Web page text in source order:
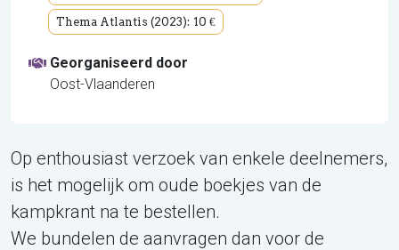
Thema Atlantis (2023): 10 €
Georganiseerd door
Oost-Vlaanderen
Op enthousiast verzoek van enkele deelnemers,
is het mogelijk om oude boekjes van de
kampkrant na te bestellen.
We bundelen de aanvragen dan voor de